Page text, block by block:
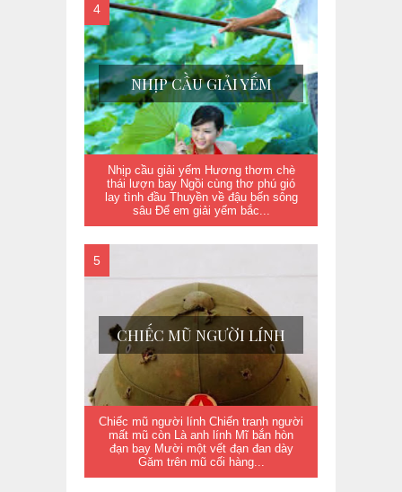
NHỊP CẦU GIẢI YẾM
Nhịp cầu giải yếm Hương thơm chè
thái lượn bay Ngồi cùng thơ phú gió
lay tình đầu Thuyền về đậu bến sông
sâu Để em giải yếm bắc...
CHIẾC MŨ NGƯỜI LÍNH
Chiếc mũ người lính Chiến tranh người
mất mũ còn Là anh lính Mĩ bắn hòn
đạn bay Mười một vết đạn đan dày
Găm trên mũ cối hàng...